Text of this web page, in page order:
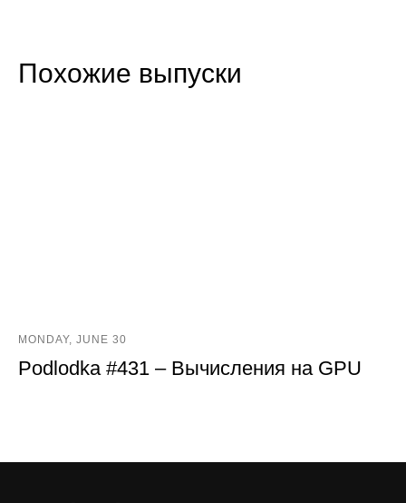
Похожие выпуски
MONDAY, JUNE 30
Podlodka #431 – Вычисления на GPU